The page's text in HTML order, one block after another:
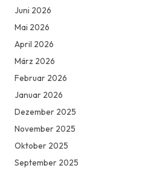
Juni 2026
Mai 2026
April 2026
März 2026
Februar 2026
Januar 2026
Dezember 2025
November 2025
Oktober 2025
September 2025